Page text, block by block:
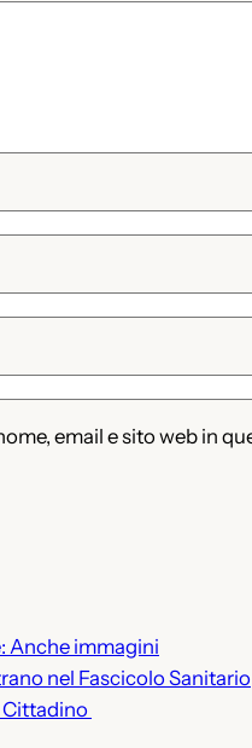
email e sito web in
Anche immagini
nel Fascicolo Sanitario